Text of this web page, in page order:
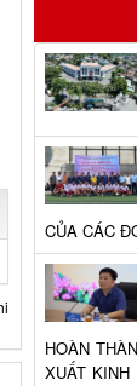
CỦA CÁC
HOÀN
XUẤT